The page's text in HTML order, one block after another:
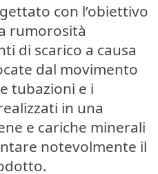
con l’obiettivo
rumorosità
di scarico a causa
dal movimento
tubazioni e i
in una
e cariche minerali
notevolmente il